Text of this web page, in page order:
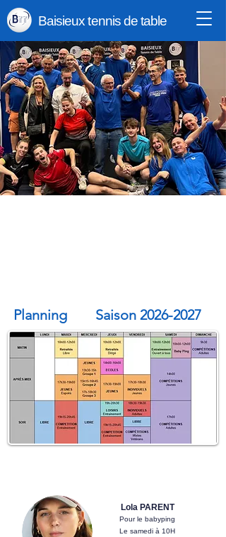
Baisieux tennis de table
Planning Saison 2026-2027
Lola PARENT
Pour le babyping
Le samedi à 10H